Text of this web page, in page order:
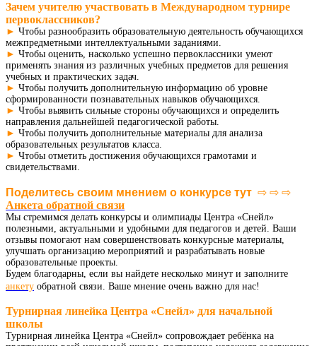
Зачем учителю участвовать в Международном турнире
первоклассников?
► Чтобы разнообразить образовательную деятельность обучающихся
межпредметными интеллектуальными заданиями.
► Чтобы оценить, насколько успешно первоклассники умеют
применять знания из различных учебных предметов для решения
учебных и практических задач.
► Чтобы получить дополнительную информацию об уровне
сформированности познавательных навыков обучающихся.
► Чтобы выявить сильные стороны обучающихся и определить
направления дальнейшей педагогической работы.
► Чтобы получить дополнительные материалы для анализа
образовательных результатов класса.
► Чтобы отметить достижения обучающихся грамотами и
свидетельствами.
Поделитесь своим мнением о конкурсе тут ⇨ ⇨ ⇨
Анкета обратной связи
Мы стремимся делать конкурсы и олимпиады Центра «Снейл»
полезными, актуальными и удобными для педагогов и детей. Ваши
отзывы помогают нам совершенствовать конкурсные материалы,
улучшать организацию мероприятий и разрабатывать новые
образовательные проекты.
Будем благодарны, если вы найдете несколько минут и заполните
анкету обратной связи. Ваше мнение очень важно для нас!
Турнирная линейка Центра «Снейл» для начальной
школы
Турнирная линейка Центра «Снейл» сопровождает ребёнка на